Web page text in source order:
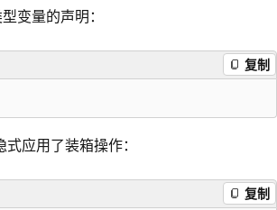
变量的声明：
复制
式应用了装箱操作：
复制